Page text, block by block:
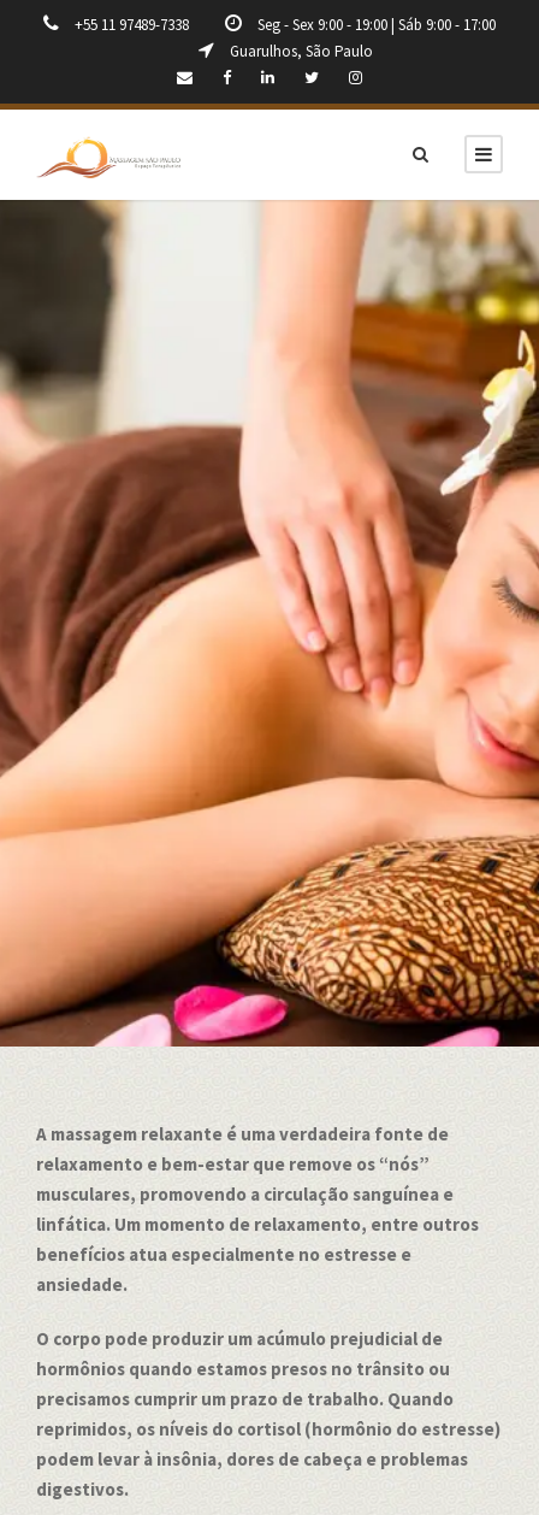
+55 11 97489-7338
Seg - Sex 9:00 - 19:00 | Sáb 9:00 - 17:00
Guarulhos, São Paulo
Massagem em Guarulhos
Massagem
Relaxante em
Guarulhos
AGENDAR HORÁRIO
A massagem relaxante é uma verdadeira fonte de
relaxamento e bem-estar que remove os “nós”
musculares, promovendo a circulação sanguínea e
linfática. Um momento de relaxamento, entre outros
benefícios atua especialmente no estresse e
ansiedade.
O corpo pode produzir um acúmulo prejudicial de
hormônios quando estamos presos no trânsito ou
precisamos cumprir um prazo de trabalho. Quando
reprimidos, os níveis do cortisol (hormônio do estresse)
podem levar à insônia, dores de cabeça e problemas
digestivos.